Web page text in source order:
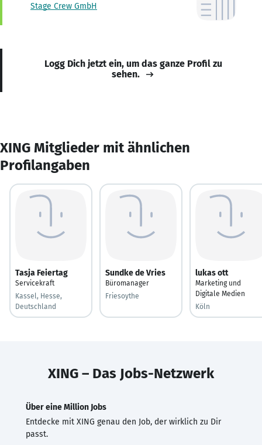
Stage Crew GmbH
Logg Dich jetzt ein, um das ganze Profil zu
sehen.
XING Mitglieder mit ähnlichen
Profilangaben
Tasja Feiertag
Servicekraft
Kassel, Hesse,
Deutschland
Sundke de Vries
Büromanager
Friesoythe
lukas ott
Marketing und
Digitale Medien
Köln
XING – Das Jobs-Netzwerk
Über eine Million Jobs
Entdecke mit XING genau den Job, der wirklich zu Dir
passt.